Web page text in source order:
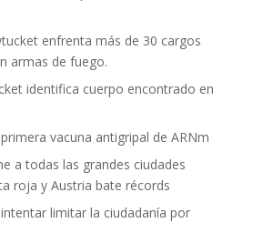
enfrenta más de 30 cargos
armas de fuego.
identifica cuerpo encontrado en
vacuna antigripal de ARNm
a todas las grandes ciudades
roja y Austria bate récords
limitar la ciudadanía por